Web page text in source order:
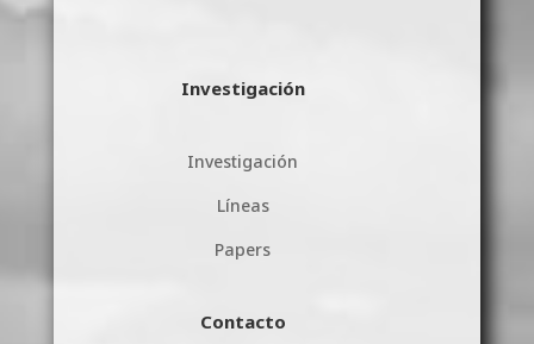
Investigación
Investigación
Líneas
Papers
Contacto